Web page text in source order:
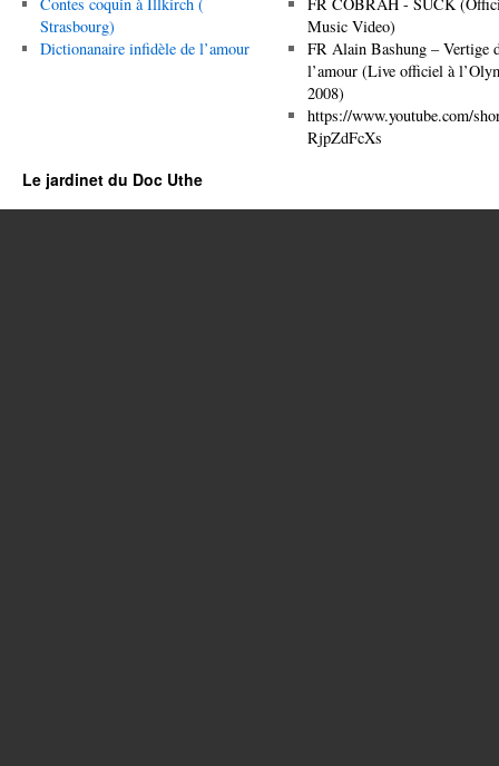
Strasbourg)
Dictionanaire infidèle de l’amour
Music Video)
FR Alain Bashung – Vertige
l’amour (Live officiel à
2008)
https://www.youtube.com/
RjpZdFcXs
Le jardinet du Doc Uthe